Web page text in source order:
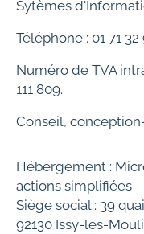
Sytèmes
Téléphone : 01 71
Numéro de TVA
111 809.
Conseil,
Hébergement :
actions simplifiées
Siège social : 39
92130 Issy-